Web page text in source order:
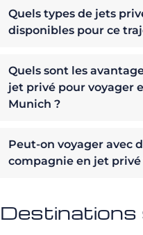
Quels types de jets
disponibles pour ce
Quels sont les
jet privé pour voyager
Munich ?
Peut-on voyager avec
compagnie en jet privé
Destinations